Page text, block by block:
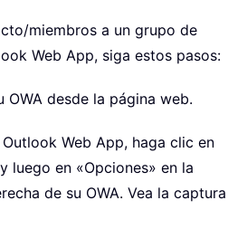
miembros a un grupo de
Web App, siga estos pasos:
OWA desde la página web.
Web App, haga clic en
y luego en «Opciones» en la
de su OWA. Vea la captura